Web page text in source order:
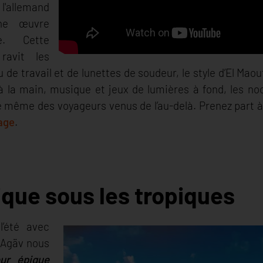
œuvre
Cette
ravit les
de travail et de lunettes de soudeur, le style d’El
main, musique et jeux de lumières à fond, les
même des voyageurs venus de l’au-delà. Prenez part
.
sous les tropiques
avec
nous
épique